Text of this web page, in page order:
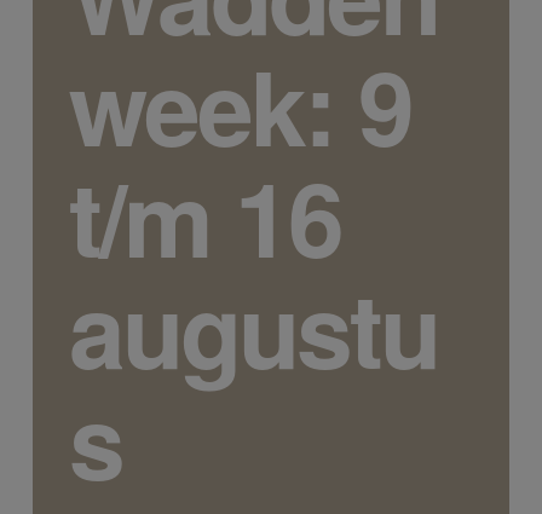
week: 9
t/m 16
augustu
s